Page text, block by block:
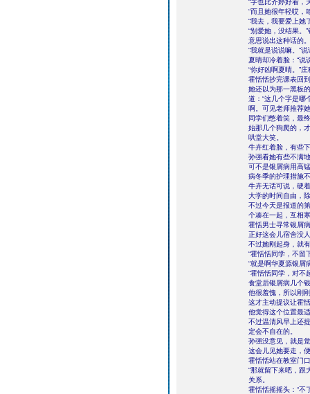
“字也比齐婷好看，
“而且她很年轻哎，
“我去，我要爱上她
“别爱她，没结果。
意思说出这种话的。
“我就是说说嘛。”
夏晴却冷着脸：“说
“你好凶啊夏晴。”
霍恬恬抄完课表回
她还以为那一黑板
道：“这几个字是哪
啊。可见老师推荐
同学们憋着笑，最
始那几个狗爬的，
哄堂大笑。
牛卉红着脸，有些
孙强看她有些不满
可不是银屑病用高
病冬季的护理措施
牛卉无话可说，硬
大学的时间自由，
不过今天是报道的
个凑在一起，互相
霍恬男士寻常银屑
正好这会儿宿舍没
不过她刚起身，就
“霍恬恬同学，不留
“就是啊华夏源银屑
“霍恬恬同学，对不
食堂后银屑病几个
他很羞愧，所以刚
这才主动提议让霍
他觉得这个位置最
不过温清风早上还
定会不自在的。
孙强没意见，就是
这会儿见她要走，
霍恬恬站在教室门
“那就留下来吧，跟
关系。
霍恬恬摇摇头：“不